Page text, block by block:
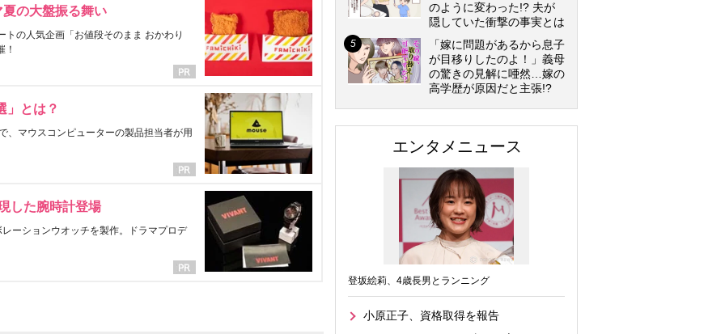
の大盤振る舞い
の人気企画「お値段そのまま おかわり
！
」とは？
、マウスコンピューターの製品担当者が用
した腕時計登場
ーションウオッチを製作。ドラマプロデ
のように変わった!? 夫が
隠していた衝撃の事実とは
「嫁に問題があるから息子
が目移りしたのよ！」義母
の驚きの見解に唖然…嫁の
高学歴が原因だと主張!?
エンタメニュース
登坂絵莉、4歳長男とランニング
小原正子、資格取得を報告